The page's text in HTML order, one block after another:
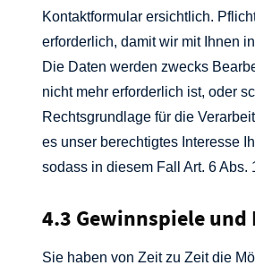
Kontaktformular ersichtlich.
erforderlich, damit wir mit Ihnen
Die Daten werden zwecks
nicht mehr erforderlich ist, oder
Rechtsgrundlage für die
es unser berechtigtes Interesse
sodass in diesem Fall Art. 6 Abs.
4.3 Gewinnspiele
Sie haben von Zeit zu Zeit die